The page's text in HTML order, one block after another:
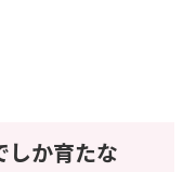
しか育たな